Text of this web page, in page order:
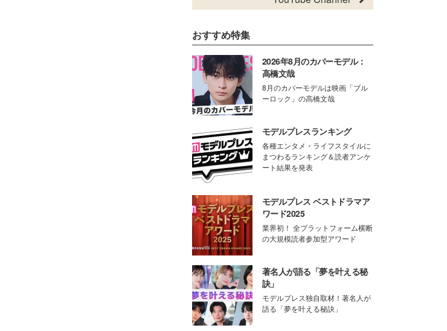
おすすめ特集
2026年8月のカバーモデル：
高橋文哉
8月のカバーモデルは映画「ブル
ーロック」の高橋文哉
モデルプレスランキング
各種エンタメ・ライフスタイルに
まつわるランキング＆読者アンケ
ート結果を発表
モデルプレス ベストドラマア
ワード2025
業界初！ 全プラットフォーム横断
の大規模読者参加型アワード
著名人が語る「夢を叶える秘
訣」
モデルプレス独自取材！著名人が
語る「夢を叶える秘訣」